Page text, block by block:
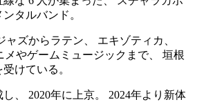
タルバンド。
ズからラテン、 エキゾティカ、
メやゲームミュージックまで、 垣根
けている。
、 2020年に上京。 2024年より新体